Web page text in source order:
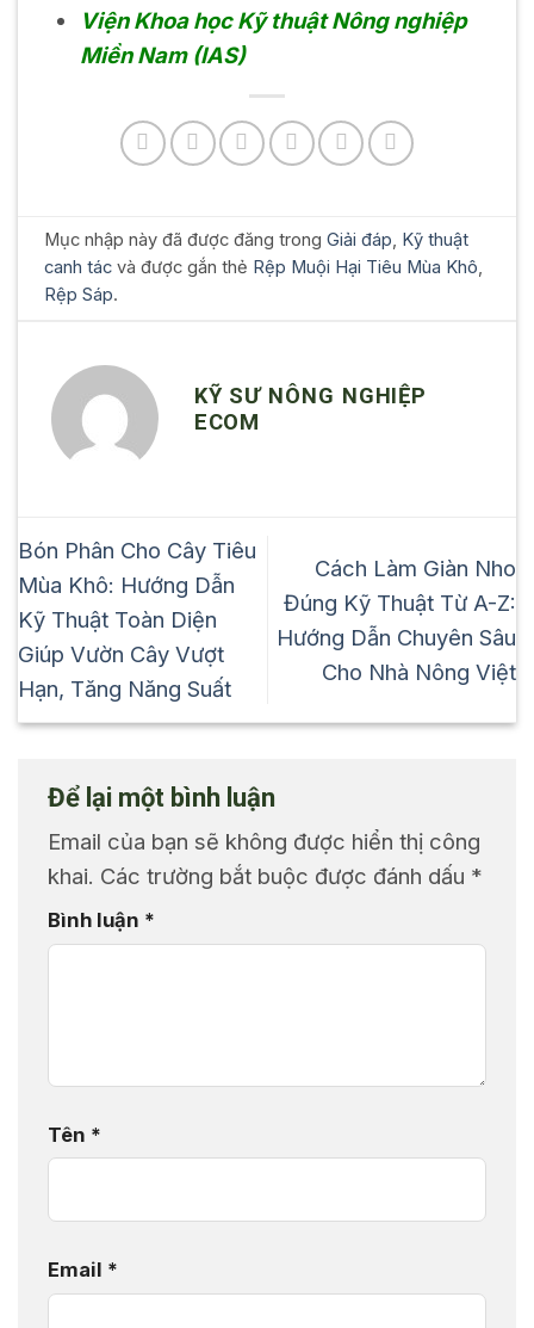
Viện Khoa học Kỹ thuật Nông nghiệp
Miền Nam (IAS)
Mục nhập này đã được đăng trongGiải đáp, Kỹ thuật
canh tác và được gắn thẻ Rệp Muội Hại Tiêu Mùa Khô,
Rệp Sáp.
KỸ SƯ NÔNG NGHIỆP
ECOM
Bón Phân Cho Cây Tiêu
Mùa Khô: Hướng Dẫn
Kỹ Thuật Toàn Diện
Giúp Vườn Cây Vượt
Hạn, Tăng Năng Suất
Cách Làm Giàn Nho
Đúng Kỹ Thuật Từ A-Z:
Hướng Dẫn Chuyên Sâu
Cho Nhà Nông Việt
Để lại một bình luận
Email của bạn sẽ không được hiển thị công
khai. Các trường bắt buộc được đánh dấu *
Bình luận *
Tên *
Email *